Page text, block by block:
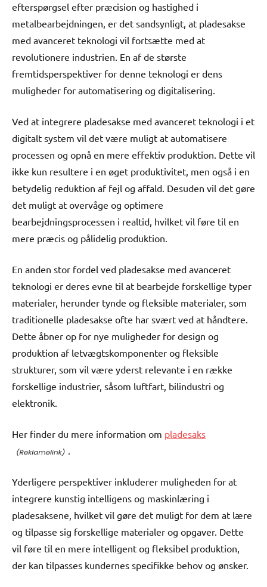
efterspørgsel efter præcision og hastighed i
metalbearbejdningen, er det sandsynligt, at pladesakse
med avanceret teknologi vil fortsætte med at
revolutionere industrien. En af de største
fremtidsperspektiver for denne teknologi er dens
muligheder for automatisering og digitalisering.
Ved at integrere pladesakse med avanceret teknologi i et
digitalt system vil det være muligt at automatisere
processen og opnå en mere effektiv produktion. Dette vil
ikke kun resultere i en øget produktivitet, men også i en
betydelig reduktion af fejl og affald. Desuden vil det gøre
det muligt at overvåge og optimere
bearbejdningsprocessen i realtid, hvilket vil føre til en
mere præcis og pålidelig produktion.
En anden stor fordel ved pladesakse med avanceret
teknologi er deres evne til at bearbejde forskellige typer
materialer, herunder tynde og fleksible materialer, som
traditionelle pladesakse ofte har svært ved at håndtere.
Dette åbner op for nye muligheder for design og
produktion af letvægtskomponenter og fleksible
strukturer, som vil være yderst relevante i en række
forskellige industrier, såsom luftfart, bilindustri og
elektronik.
Her finder du mere information om pladesaks
.
Yderligere perspektiver inkluderer muligheden for at
integrere kunstig intelligens og maskinlæring i
pladesaksene, hvilket vil gøre det muligt for dem at lære
og tilpasse sig forskellige materialer og opgaver. Dette
vil føre til en mere intelligent og fleksibel produktion,
der kan tilpasses kundernes specifikke behov og ønsker.